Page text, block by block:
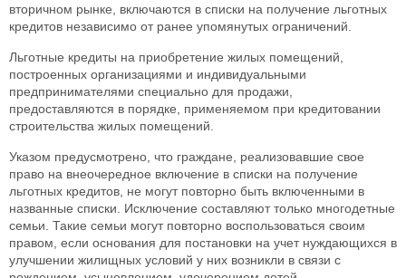
вторичном рынке, включаются в списки на получение льготных
кредитов независимо от ранее упомянутых ограничений.
Льготные кредиты на приобретение жилых помещений,
построенных организациями и индивидуальными
предпринимателями специально для продажи,
предоставляются в порядке, применяемом при кредитовании
строительства жилых помещений.
Указом предусмотрено, что граждане, реализовавшие свое
право на внеочередное включение в списки на получение
льготных кредитов, не могут повторно быть включенными в
названные списки. Исключение составляют только многодетные
семьи. Такие семьи могут повторно воспользоваться своим
правом, если основания для постановки на учет нуждающихся в
улучшении жилищных условий у них возникли в связи с